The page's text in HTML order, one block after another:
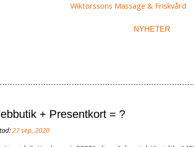
NYHETER
+ Presentkort = ?